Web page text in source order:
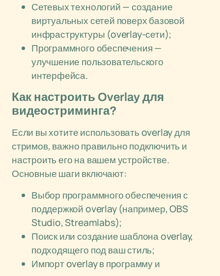
Сетевых технологий — создание
виртуальных сетей поверх базовой
инфраструктуры (overlay-сети);
Программного обеспечения —
улучшение пользовательского
интерфейса.
Как настроить Overlay для
видеостриминга?
Если вы хотите использовать overlay для
стримов, важно правильно подключить и
настроить его на вашем устройстве.
Основные шаги включают:
Выбор программного обеспечения с
поддержкой overlay (например, OBS
Studio, Streamlabs);
Поиск или создание шаблона overlay,
подходящего под ваш стиль;
Импорт overlay в программу и